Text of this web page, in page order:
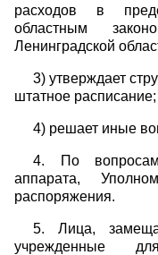
расходов в
областным
Ленинградской
3) утверждает
штатное расписание;
4) решает иные
4. По
аппарата,
распоряжения.
5. Лица,
учрежденные